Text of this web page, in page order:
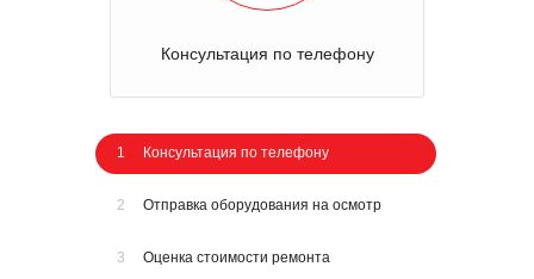
Консультация по телефону
1 Консультация по телефону
2 Отправка оборудования на осмотр
3 Оценка стоимости ремонта